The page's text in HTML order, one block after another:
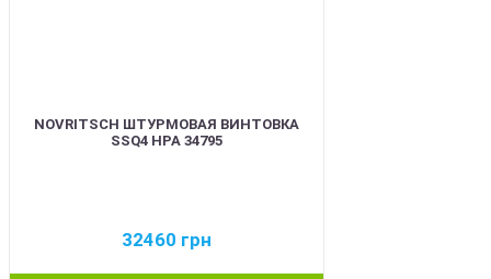
NOVRITSCH ШТУРМОВАЯ ВИНТОВКА
SSQ4 HPA 34795
32460 грн